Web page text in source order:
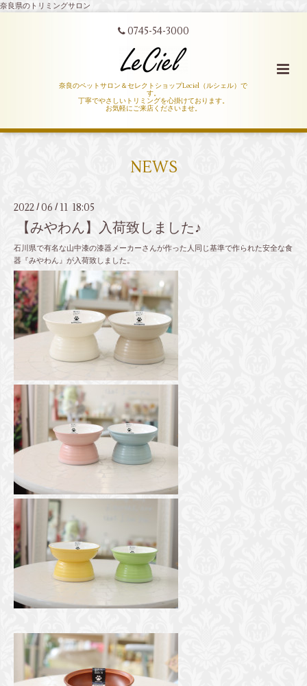
奈良県のトリミングサロン
0745-54-3000
奈良のペットサロン＆セレクトショップLeciel（ルシェル）で
す。
丁寧でやさしいトリミングを心掛けております。
お気軽にご来店くださいませ。
NEWS
2022 /06 / 11 18:05
【みやわん】入荷致しました♪
石川県で有名な山中漆の漆器メーカーさんが作った人同じ基準で作られた安全な食
器『みやわん』が入荷致しました。